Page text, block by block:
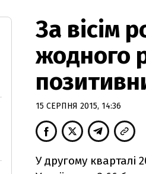
За вісім
жодного
15 СЕРПНЯ 2015, 14:36
У другому кварталі